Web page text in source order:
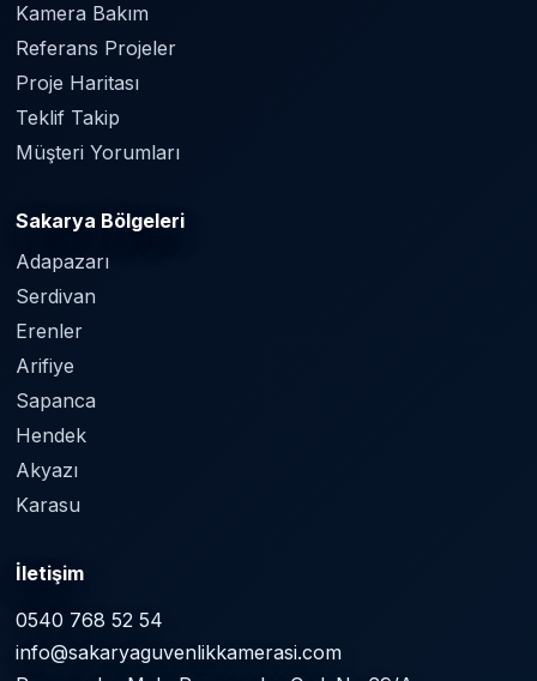
Kamera Bakım
Referans Projeler
Proje Haritası
Teklif Takip
Müşteri Yorumları
Sakarya Bölgeleri
Adapazarı
Serdivan
Erenler
Arifiye
Sapanca
Hendek
Akyazı
Karasu
İletişim
0540 768 52 54
info@sakaryaguvenlikkamerasi.com